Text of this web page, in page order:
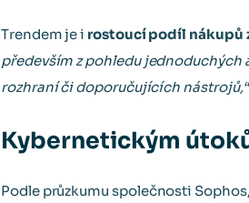
Trendem je i rostoucí podíl nákupů
především z pohledu jednoduchých
rozhraní či doporučujících nástrojů,“
Kybernetickým
Podle průzkumu společnosti